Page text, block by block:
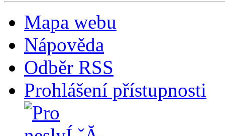
Mapa webu
Nápověda
Odběr RSS
Prohlášení přístupnosti